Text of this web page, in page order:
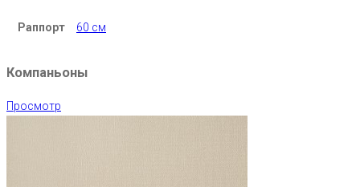
Раппорт 60 см
Компаньоны
Просмотр